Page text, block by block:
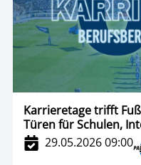
Karrieretage trifft
Türen für Schulen,
29.05.2026 09:00